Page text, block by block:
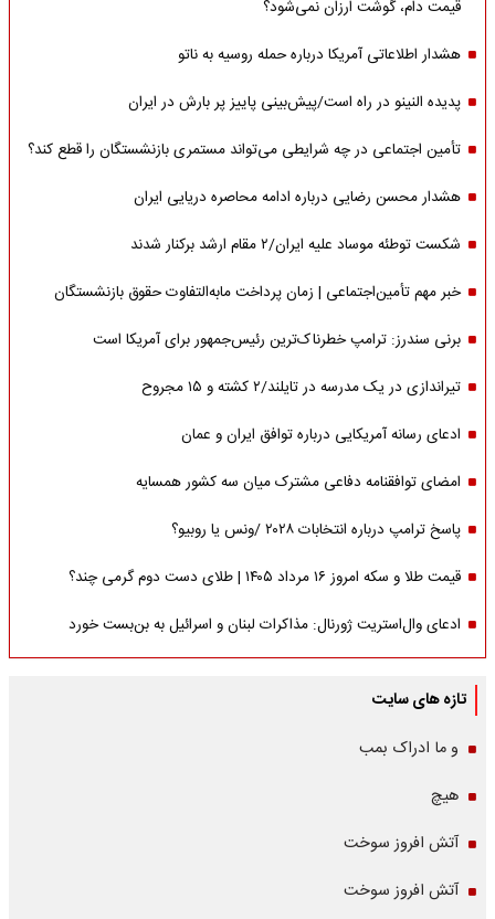
قیمت دام، گوشت ارزان نمی‌شود؟
هشدار اطلاعاتی آمریکا درباره حمله روسیه به ناتو
پدیده النینو در راه است/پیش‌بینی پاییز پر بارش در ایران
تأمین اجتماعی در چه شرایطی می‌تواند مستمری بازنشستگان را قطع کند؟
هشدار محسن رضایی درباره ادامه محاصره دریایی ایران
شکست توطئه موساد علیه ایران/۲ مقام‌ ارشد برکنار شدند
خبر مهم تأمین‌اجتماعی | زمان پرداخت مابه‌التفاوت حقوق بازنشستگان
برنی سندرز: ترامپ خطرناک‌ترین رئیس‌جمهور برای آمریکا است
تیراندازی در یک مدرسه در تایلند/۲ کشته و ۱۵ مجروح
ادعای رسانه آمریکایی درباره توافق ایران و عمان
امضای توافقنامه دفاعی مشترک میان سه کشور همسایه
پاسخ ترامپ درباره انتخابات ۲۰۲۸ /ونس یا روبیو؟
قیمت طلا و سکه امروز ۱۶ مرداد ۱۴۰۵ | طلای دست دوم گرمی چند؟
ادعای وال‌استریت ژورنال: مذاکرات لبنان و اسرائیل به بن‌بست خورد
تازه های سایت
و ما ادراک بمب
هیچ
آتش افروز سوخت
آتش افروز سوخت